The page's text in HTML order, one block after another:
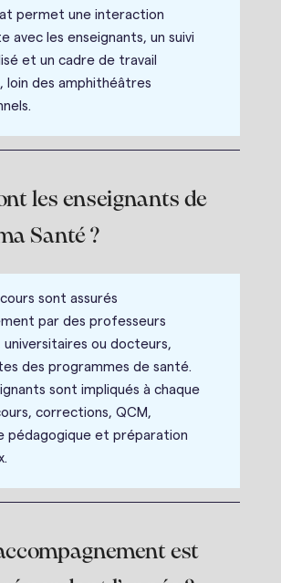
permet une interaction
avec les enseignants, un suivi
et un cadre de travail
loin des amphithéâtres
les enseignants de
Santé ?
sont assurés
par des professeurs
universitaires ou docteurs,
des programmes de santé.
sont impliqués à chaque
corrections, QCM,
pédagogique et préparation
est